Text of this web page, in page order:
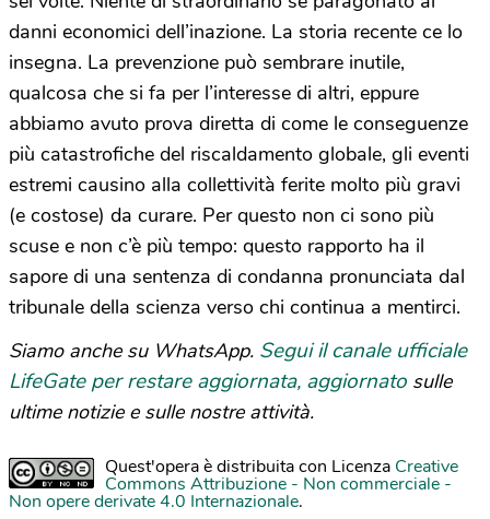
danni economici dell’inazione. La storia recente ce lo
insegna. La prevenzione può sembrare inutile,
qualcosa che si fa per l’interesse di altri, eppure
abbiamo avuto prova diretta di come le conseguenze
più catastrofiche del riscaldamento globale, gli eventi
estremi causino alla collettività ferite molto più gravi
(e costose) da curare. Per questo non ci sono più
scuse e non c’è più tempo: questo rapporto ha il
sapore di una sentenza di condanna pronunciata dal
tribunale della scienza verso chi continua a mentirci.
Siamo anche su WhatsApp. Segui il canale ufficiale
LifeGate per restare aggiornata, aggiornato sulle
ultime notizie e sulle nostre attività.
Quest'opera è distribuita con Licenza Creative
Commons Attribuzione - Non commerciale -
Non opere derivate 4.0 Internazionale.